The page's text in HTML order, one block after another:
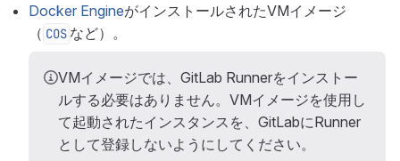
Docker EngineがインストールされたVMイメージ
（ COS など）。
VMイメージでは、GitLab Runnerをインストー
ルする必要はありません。VMイメージを使用し
て起動されたインスタンスを、GitLabにRunner
として登録しないようにしてください。